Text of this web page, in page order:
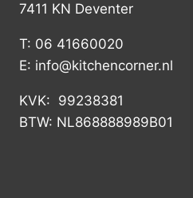
7411 KN Deventer
T: 06 41660020
E: info@kitchencorner.nl
KVK: 99238381
BTW: NL868888989B01